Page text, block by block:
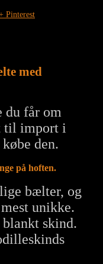
Pinterest
med
du får om
til import i
den.
på hoften.
bælter, og
unikke.
skind.